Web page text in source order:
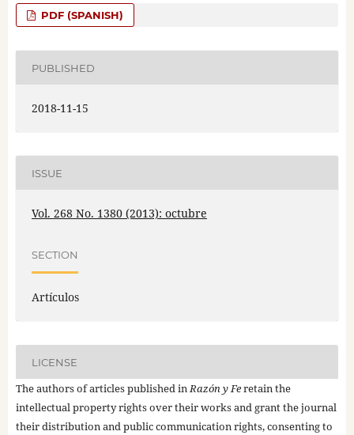
PDF (SPANISH)
PUBLISHED
2018-11-15
ISSUE
Vol. 268 No. 1380 (2013): octubre
SECTION
Artículos
LICENSE
The authors of articles published inRazón y Feretain the
intellectual property rights over their works and grant the journal
their distribution and public communication rights, consenting to